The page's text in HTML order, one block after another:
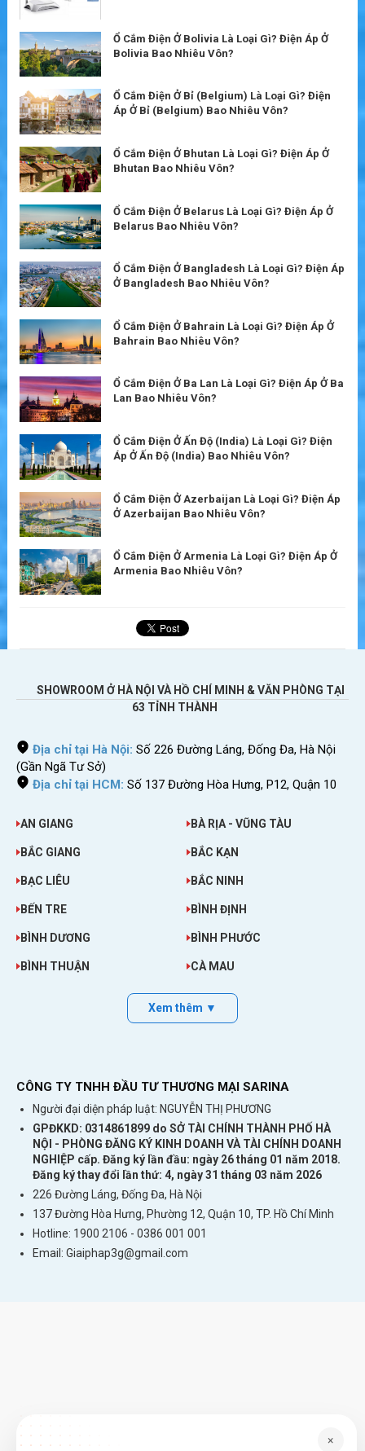
Ổ Cắm Điện Ở Bolivia Là Loại Gì? Điện Áp Ở
Bolivia Bao Nhiêu Vôn?
Ổ Cắm Điện Ở Bỉ (Belgium) Là Loại Gì? Điện
Áp Ở Bỉ (Belgium) Bao Nhiêu Vôn?
Ổ Cắm Điện Ở Bhutan Là Loại Gì? Điện Áp Ở
Bhutan Bao Nhiêu Vôn?
Ổ Cắm Điện Ở Belarus Là Loại Gì? Điện Áp Ở
Belarus Bao Nhiêu Vôn?
Ổ Cắm Điện Ở Bangladesh Là Loại Gì? Điện Áp
Ở Bangladesh Bao Nhiêu Vôn?
Ổ Cắm Điện Ở Bahrain Là Loại Gì? Điện Áp Ở
Bahrain Bao Nhiêu Vôn?
Ổ Cắm Điện Ở Ba Lan Là Loại Gì? Điện Áp Ở Ba
Lan Bao Nhiêu Vôn?
Ổ Cắm Điện Ở Ấn Độ (India) Là Loại Gì? Điện
Áp Ở Ấn Độ (India) Bao Nhiêu Vôn?
Ổ Cắm Điện Ở Azerbaijan Là Loại Gì? Điện Áp
Ở Azerbaijan Bao Nhiêu Vôn?
Ổ Cắm Điện Ở Armenia Là Loại Gì? Điện Áp Ở
Armenia Bao Nhiêu Vôn?
SHOWROOM Ở HÀ NỘI VÀ HỒ CHÍ MINH & VĂN PHÒNG TẠI
63 TỈNH THÀNH
Địa chỉ tại Hà Nội: Số 226 Đường Láng, Đống Đa, Hà Nội
(Gần Ngã Tư Sở)
Địa chỉ tại HCM: Số 137 Đường Hòa Hưng, P12, Quận 10
AN GIANG BÀ RỊA - VŨNG TÀU
BẮC GIANG BẮC KẠN
BẠC LIÊU BẮC NINH
BẾN TRE BÌNH ĐỊNH
BÌNH DƯƠNG BÌNH PHƯỚC
BÌNH THUẬN CÀ MAU
Xem thêm ▼
CÔNG TY TNHH ĐẦU TƯ THƯƠNG MẠI SARINA
Người đại diện pháp luật: NGUYỄN THỊ PHƯƠNG
GPĐKKD: 0314861899 do SỞ TÀI CHÍNH THÀNH PHỐ HÀ
NỘI - PHÒNG ĐĂNG KÝ KINH DOANH VÀ TÀI CHÍNH DOANH
NGHIỆP cấp. Đăng ký lần đầu: ngày 26 tháng 01 năm 2018.
Đăng ký thay đổi lần thứ: 4, ngày 31 tháng 03 năm 2026
226 Đường Láng, Đống Đa, Hà Nội
137 Đường Hòa Hưng, Phường 12, Quận 10, TP. Hồ Chí Minh
Hotline: 1900 2106 - 0386 001 001
Email: Giaiphap3g@gmail.com
×